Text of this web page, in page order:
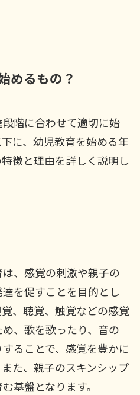
めるもの？
階に合わせて適切に始
に、幼児教育を始める年
徴と理由を詳しく説明し
、感覚の刺激や親子の
を促すことを目的とし
、聴覚、触覚などの感覚
、歌を歌ったり、音の
ることで、感覚を豊かに
た、親子のスキンシップ
基盤となります。